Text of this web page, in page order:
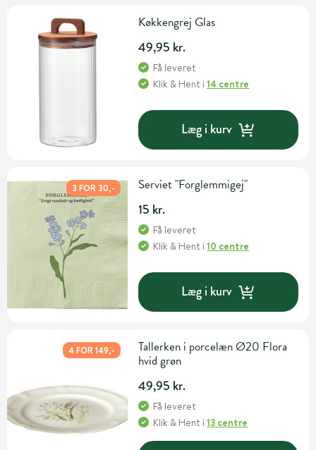
Køkkengrej Glas
49,95 kr.
Få leveret
Klik & Hent i14 centre
Læg i kurv
3 FOR 30,- Serviet "Forglemmigej"
15 kr.
Få leveret
Klik & Hent i10 centre
Læg i kurv
4 FOR 149,-
Tallerken i porcelæn Ø20 Flora
hvid grøn
49,95 kr.
Få leveret
Klik & Hent i13 centre